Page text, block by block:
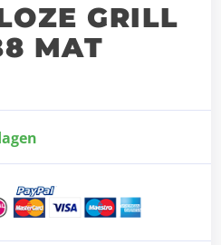
GRILL
MAT